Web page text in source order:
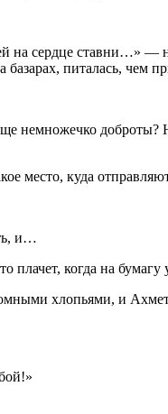
на сердце ставни…» —
базарах, питалась, чем
немножечко
место, куда
и…
плачет, когда на
хлопьями, и